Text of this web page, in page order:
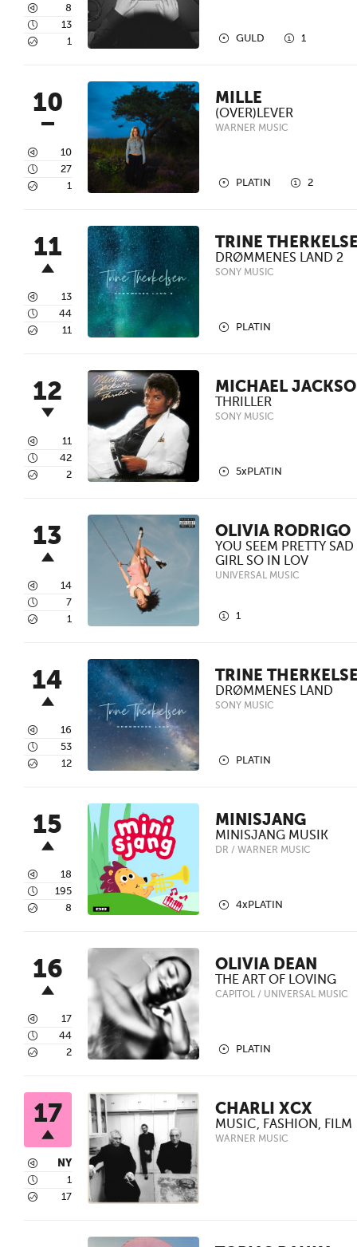
3 8
4 13
5 1 2 GULD 1 1
10
3 10
4 27
5 1
MILLE
(OVER)LEVER
WARNER MUSIC
2 PLATIN 1 2
11
3 13
4 44
5 11
TRINE
DRØMMENES LAND 2
SONY MUSIC
2 PLATIN
12
3 11
4 42
5 2
MICHAEL
THRILLER
SONY MUSIC
2 5xPLATIN
13
3 14
4 7
5 1
OLIVIA RODRIGO
YOU SEEM PRETTY SAD
GIRL SO IN LOV
UNIVERSAL MUSIC
1 1
14
3 16
4 53
5 12
TRINE
DRØMMENES LAND
SONY MUSIC
2 PLATIN
15
3 18
4 195
5 8
MINISJANG
MINISJANG MUSIK
DR / WARNER MUSIC
2 4xPLATIN
16
3 17
4 44
5 2
OLIVIA DEAN
THE ART OF LOVING
CAPITOL / UNIVERSAL MUSIC
2 PLATIN
17
3 NY
4 1
5 17
CHARLI XCX
MUSIC, FASHION, FILM
WARNER MUSIC